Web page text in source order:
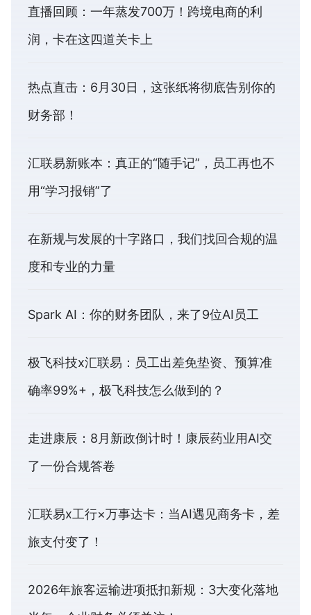
直播回顾：一年蒸发700万！跨境电商的利
润，卡在这四道关卡上
热点直击：6月30日，这张纸将彻底告别你的
财务部！
汇联易新账本：真正的“随手记”，员工再也不
用“学习报销”了
在新规与发展的十字路口，我们找回合规的温
度和专业的力量
Spark AI：你的财务团队，来了9位AI员工
极飞科技x汇联易：员工出差免垫资、预算准
确率99%+，极飞科技怎么做到的？
走进康辰：8月新政倒计时！康辰药业用AI交
了一份合规答卷
汇联易x工行×万事达卡：当AI遇见商务卡，差
旅支付变了！
2026年旅客运输进项抵扣新规：3大变化落地